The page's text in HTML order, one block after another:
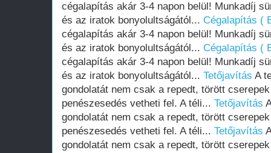
cégalapítás akár 3-4 napon belül! Munkadíj
és az iratok bonyolultságától... Cégalapítás (
cégalapítás akár 3-4 napon belül! Munkadíj
és az iratok bonyolultságától... Cégalapítás (
cégalapítás akár 3-4 napon belül! Munkadíj
és az iratok bonyolultságától... Tetőjavítás A
gondolatát nem csak a repedt, törött
penészesedés vetheti fel. A téli... Tetőjavítás
gondolatát nem csak a repedt, törött
penészesedés vetheti fel. A téli... Tetőjavítás
gondolatát nem csak a repedt, törött